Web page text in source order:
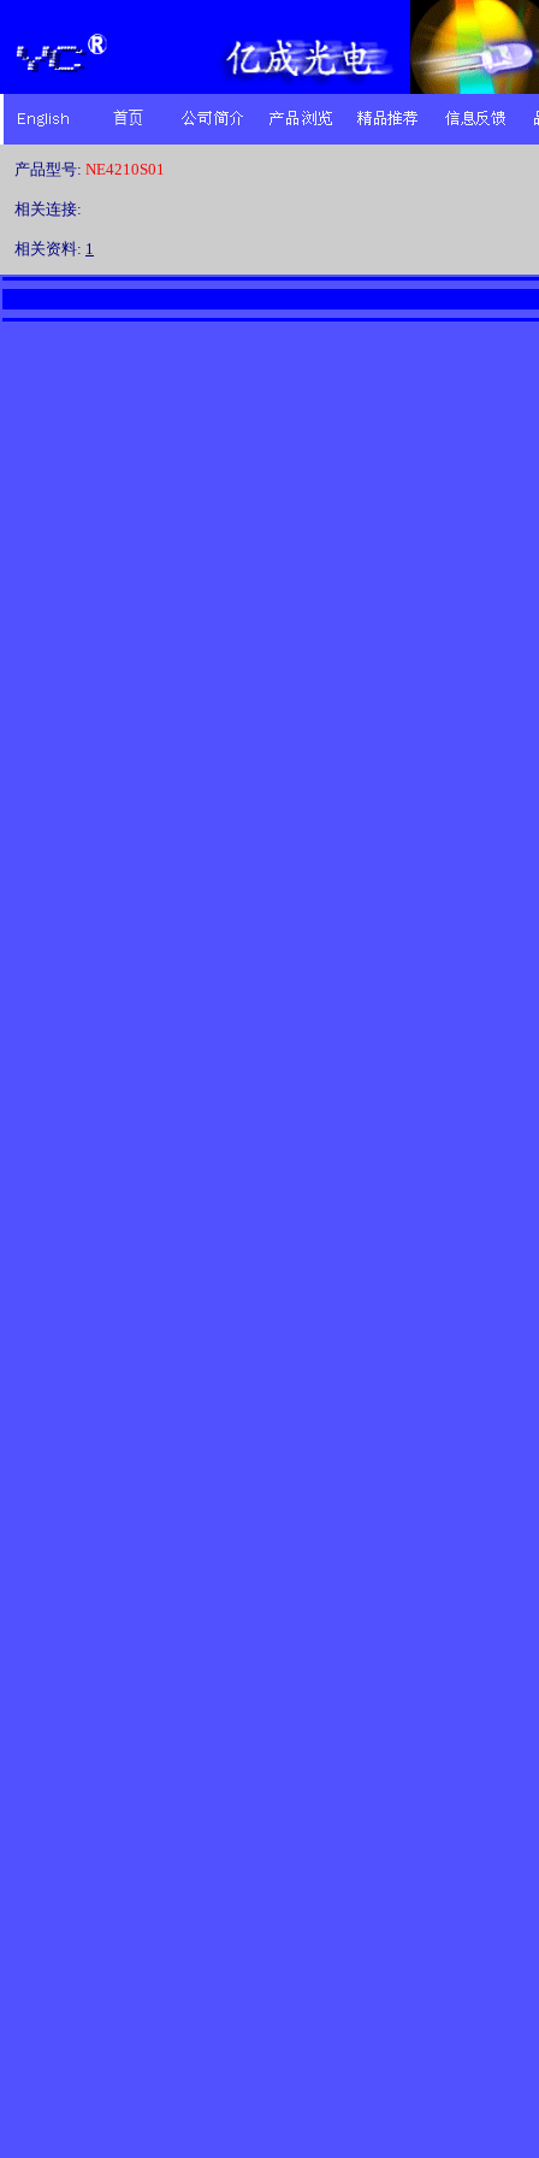
产品型号: NE4210S01
相关连接:
相关资料: 1